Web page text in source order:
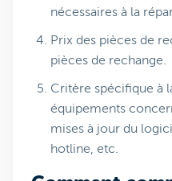
nécessaires à la
Prix des pièces de
pièces de rechange.
Critère spécifique à
équipements
mises à jour du
hotline, etc.